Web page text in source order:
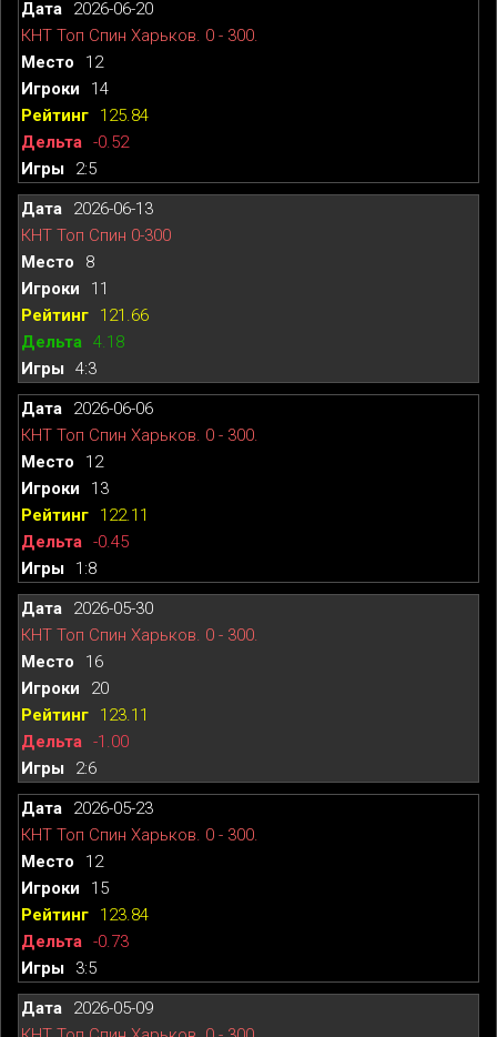
2026-06-20
КНТ Топ Спин Харьков. 0 - 300.
12
14
125.84
-0.52
2:5
2026-06-13
КНТ Топ Спин 0-300
8
11
121.66
4.18
4:3
2026-06-06
КНТ Топ Спин Харьков. 0 - 300.
12
13
122.11
-0.45
1:8
2026-05-30
КНТ Топ Спин Харьков. 0 - 300.
16
20
123.11
-1.00
2:6
2026-05-23
КНТ Топ Спин Харьков. 0 - 300.
12
15
123.84
-0.73
3:5
2026-05-09